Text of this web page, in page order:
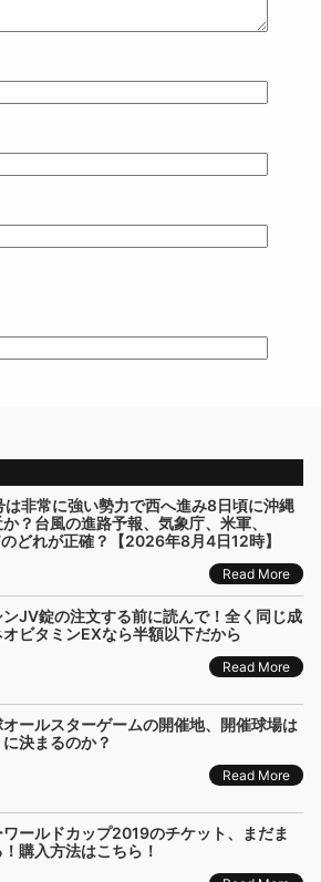
は非常に強い勢力で西へ進み8日頃に沖縄
？台風の進路予報、気象庁、米軍、
どれが正確？【2026年8月4日12時】
Read More
ンJV錠の注文する前に読んで！全く同じ成
ビタミンEXなら半額以下だから
Read More
ールスターゲームの開催地、開催球場は
決まるのか？
Read More
ワールドカップ2019のチケット、まだま
購入方法はこちら！